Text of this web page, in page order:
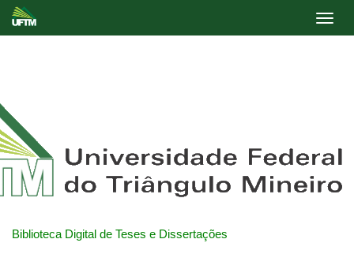
Biblioteca Digital de Teses e Dissertações